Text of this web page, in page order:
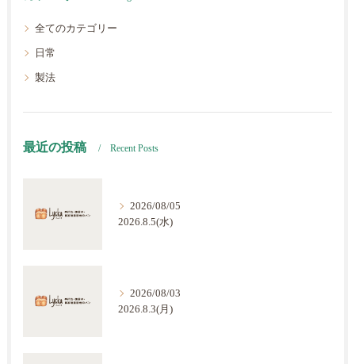
全てのカテゴリー
日常
製法
最近の投稿 Recent Posts
2026/08/05
2026.8.5(水)
2026/08/03
2026.8.3(月)